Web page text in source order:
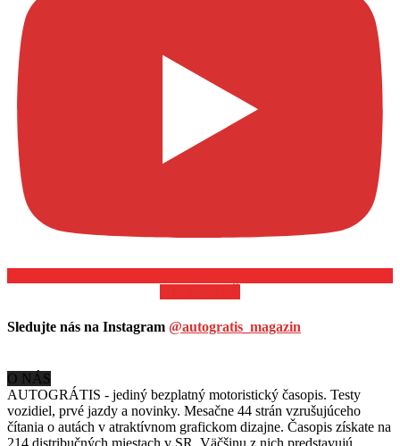
Sledujte nás na Instagram @autogratis_magazin
O NÁS
AUTOGRÁTIS - jediný bezplatný motoristický časopis. Testy
vozidiel, prvé jazdy a novinky. Mesačne 44 strán vzrušujúceho
čítania o autách v atraktívnom grafickom dizajne. Časopis získate na
214 distribučných miestach v SR. Väčšinu z nich predstavujú